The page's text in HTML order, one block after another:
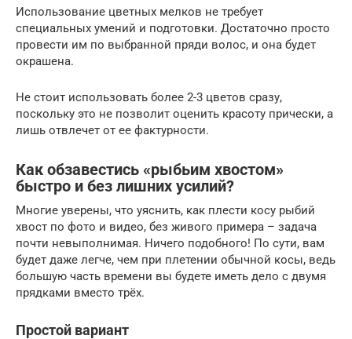
Использование цветных мелков не требует
специальных умений и подготовки. Достаточно просто
провести им по выбранной пряди волос, и она будет
окрашена.
Не стоит использовать более 2-3 цветов сразу,
поскольку это не позволит оценить красоту прически, а
лишь отвлечет от ее фактурности.
Как обзавестись «рыбьим хвостом»
быстро и без лишних усилий?
Многие уверены, что уяснить, как плести косу рыбий
хвост по фото и видео, без живого примера – задача
почти невыполнимая. Ничего подобного! По сути, вам
будет даже легче, чем при плетении обычной косы, ведь
большую часть времени вы будете иметь дело с двумя
прядками вместо трёх.
Простой вариант